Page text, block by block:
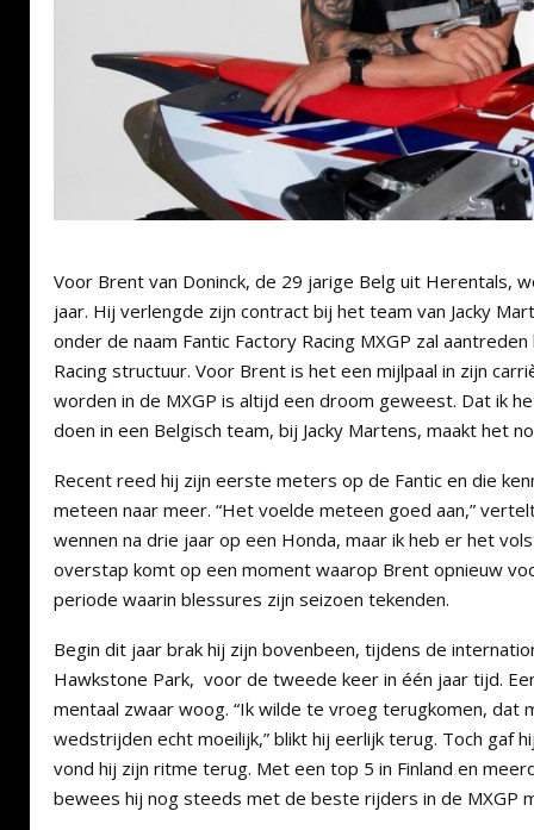
Voor Brent van Doninck, de 29 jarige Belg uit Herentals,
jaar. Hij verlengde zijn contract bij het team van Jacky
onder de naam Fantic Factory Racing MXGP zal
Racing structuur. Voor Brent is het een mijlpaal in zijn
worden in de MXGP is altijd een droom geweest. Dat ik
doen in een Belgisch team, bij Jacky Martens, maakt het
Recent reed hij zijn eerste meters op de Fantic en die
meteen naar meer. “Het voelde meteen goed aan,”
wennen na drie jaar op een Honda, maar ik heb er het
overstap komt op een moment waarop Brent opnieuw
periode waarin blessures zijn seizoen tekenden.
Begin dit jaar brak hij zijn bovenbeen, tijdens de
Hawkstone Park, voor de tweede keer in één jaar tijd.
mentaal zwaar woog. “Ik wilde te vroeg terugkomen, dat
wedstrijden echt moeilijk,” blikt hij eerlijk terug. Toch gaf
vond hij zijn ritme terug. Met een top 5 in Finland en
bewees hij nog steeds met de beste rijders in de MXGP